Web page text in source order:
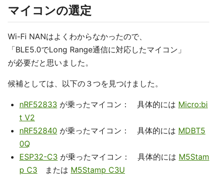
マイコンの選定
Wi-Fi NANはよくわからなかったので、
「BLE5.0でLong Range通信に対応したマイコン」
が必要だと思いました。
候補としては、以下の３つを見つけました。
nRF52833 が乗ったマイコン： 具体的には Micro:bi
t V2
nRF52840 が乗ったマイコン： 具体的には MDBT5
0Q
ESP32-C3 が乗ったマイコン： 具体的には M5Stam
p C3 または M5Stamp C3U